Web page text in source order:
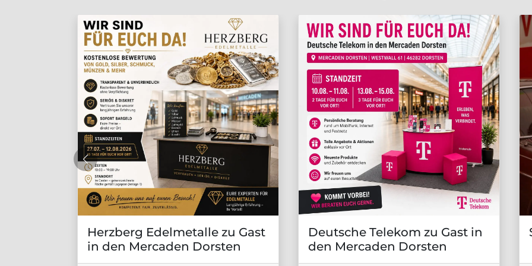
Herzberg Edelmetalle zu Gast
in den Mercaden Dorsten
Deutsche Telekom zu Gast in
den Mercaden Dorsten